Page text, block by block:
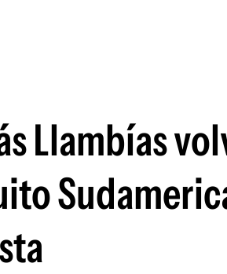
Llambías